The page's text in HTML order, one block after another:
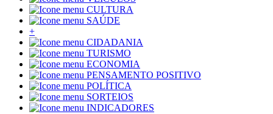
CULTURA
SAÚDE
+
CIDADANIA
TURISMO
ECONOMIA
PENSAMENTO POSITIVO
POLÍTICA
SORTEIOS
INDICADORES